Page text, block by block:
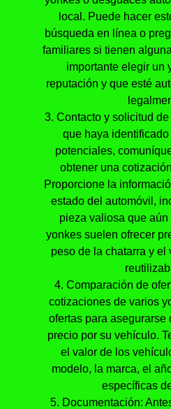
local. Puede hacer
búsqueda en línea o
familiares si tienen
importante elegir un
reputación y que esté
3. Contacto y solicitud
que haya
potenciales,
obtener una
Proporcione la
estado del automóvil,
pieza valiosa que aún
yonkes suelen ofrecer
peso de la chatarra y el
4. Comparación de
cotizaciones de varios
ofertas para asegurarse
precio por su vehículo.
el valor de los
modelo, la marca, el
específicas
5. Documentación: